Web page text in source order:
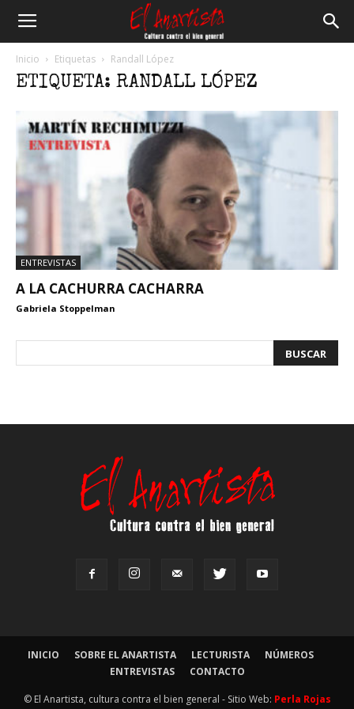
Inicio Etiquetas Randall López
ETIQUETA: RANDALL LÓPEZ
ENTREVISTAS
A LA CACHURRA CACHARRA
Gabriela Stoppelman
INICIO SOBRE EL ANARTISTA LECTURISTA
NÚMEROS
ENTREVISTAS
CONTACTO
© El Anartista, cultura contra el bien general - Sitio Web: Perla Rojas